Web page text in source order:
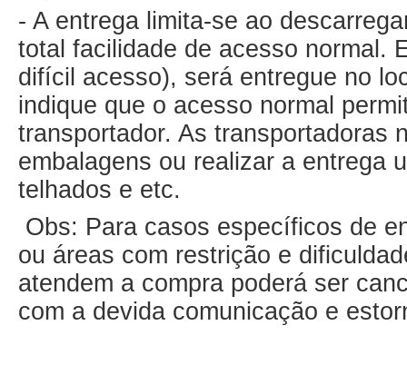
- A entrega limita-se ao
total facilidade de acesso normal.
difícil acesso), será entregue no
indique que o acesso normal
transportador. As transportadoras
embalagens ou realizar a entrega
telhados e etc.
Obs: Para casos específicos de
ou áreas com restrição e
atendem a compra poderá ser
com a devida comunicação e